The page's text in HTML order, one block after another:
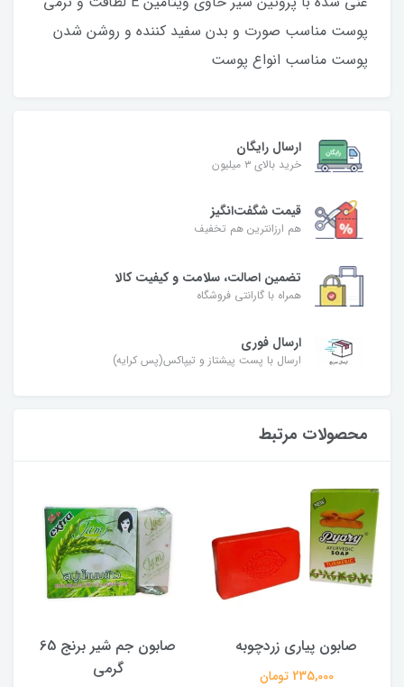
پوست مناسب صورت و بدن سفید کننده و روشن شدن
پوست مناسب انواع پوست
ارسال رایگان
خرید بالای ۳ میلیون
قیمت شگفت‌انگیز
هم ارزانترین هم تخفیف
تضمین اصالت، سلامت و کیفیت کالا
همراه با گارانتی فروشگاه
ارسال فوری
ارسال با پست پیشتاز و تیپاکس(پس کرایه)
محصولات مرتبط
صابون پیاری زردچوبه
235,000 تومان
صابون جم شیر برنج 65
گرمی